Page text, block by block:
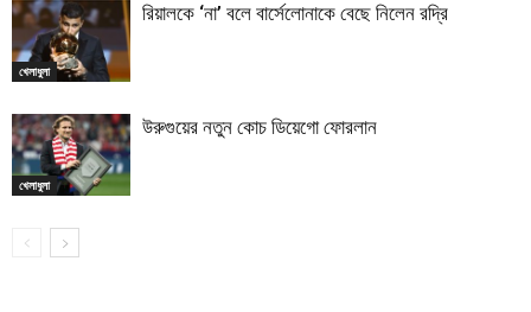
খেলাধুলা
রিয়ালকে ‘না’ বলে বার্সেলোনাকে বেছে নিলেন রদ্রি
খেলাধুলা
উরুগুয়ের নতুন কোচ ডিয়েগো ফোরলান